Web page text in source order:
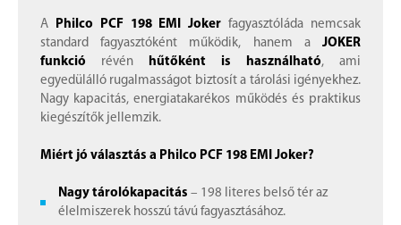
A Philco PCF 198 EMI Joker fagyasztóláda nemcsak
standard fagyasztóként működik, hanem a JOKER
funkció révén hűtőként is használható, ami
egyedülálló rugalmasságot biztosít a tárolási igényekhez.
Nagy kapacitás, energiatakarékos működés és praktikus
kiegészítők jellemzik.
Miért jó választás a Philco PCF 198 EMI Joker?
Nagy tárolókapacitás – 198 literes belső tér az
élelmiszerek hosszú távú fagyasztásához.